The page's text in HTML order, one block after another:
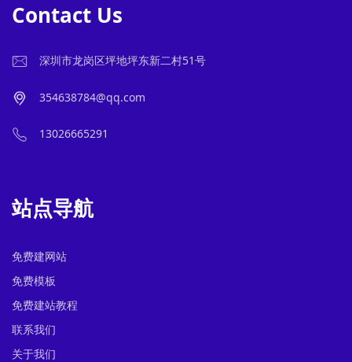
Contact Us
深圳市龙岗区坪地坪东新二村51号
354638784@qq.com
13026665291
站点导航
免费建网站
免费模板
免费建站教程
联系我们
关于我们